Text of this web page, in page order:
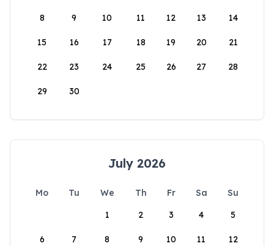
8 9 10 11 12 13 14
15 16 17 18 19 20 21
22 23 24 25 26 27 28
29 30
July 2026
Mo Tu We Th Fr Sa
Su
1
2 3 4 5
6 7 8 9 10 11 12